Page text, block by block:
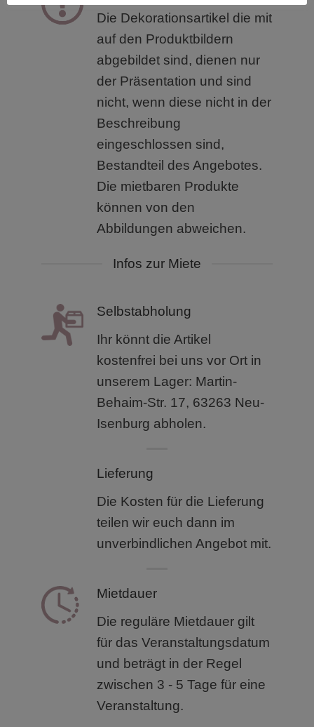
Die Dekorationsartikel die mit
auf den Produktbildern
abgebildet sind, dienen nur
der Präsentation und sind
nicht, wenn diese nicht in der
Beschreibung
eingeschlossen sind,
Bestandteil des Angebotes.
Die mietbaren Produkte
können von den
Abbildungen abweichen.
Infos zur Miete
Selbstabholung
Ihr könnt die Artikel
kostenfrei bei uns vor Ort in
unserem Lager: Martin-
Behaim-Str. 17, 63263 Neu-
Isenburg abholen.
Lieferung
Die Kosten für die Lieferung
teilen wir euch dann im
unverbindlichen Angebot mit.
Mietdauer
Die reguläre Mietdauer gilt
für das Veranstaltungsdatum
und beträgt in der Regel
zwischen 3 - 5 Tage für eine
Veranstaltung.